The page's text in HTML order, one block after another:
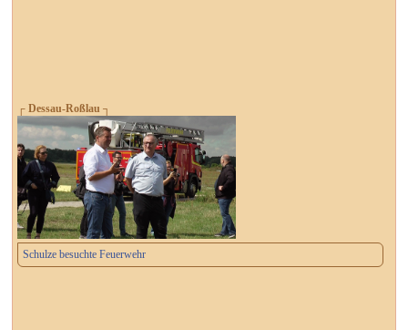
┌ Dessau-Roßlau ┐
Schulze besuchte Feuerwehr